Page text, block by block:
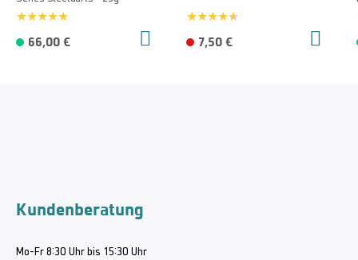
66,00 € 7,50 €
Kundenberatung
Mo-Fr 8:30 Uhr bis 15:30 Uhr